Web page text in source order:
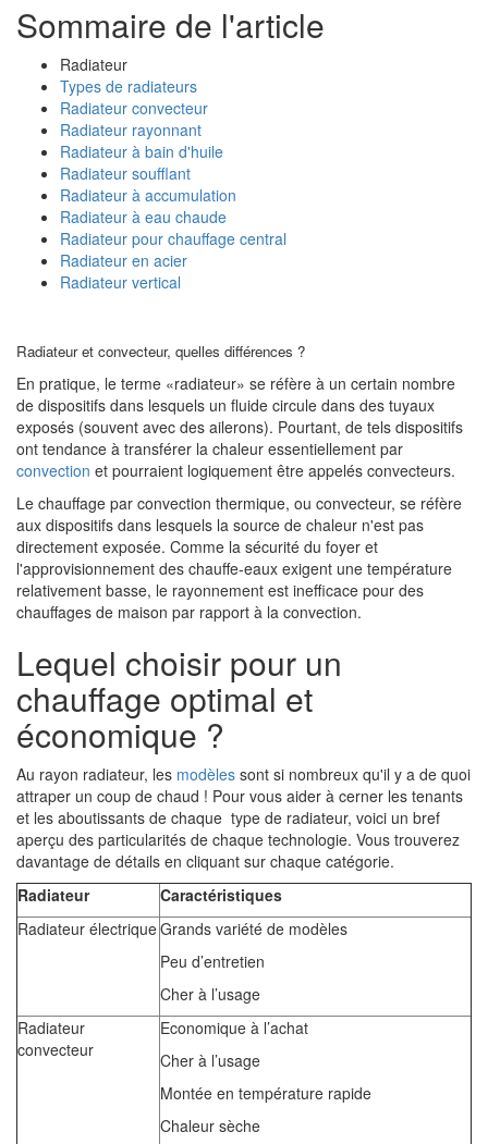
Sommaire de l'article
Radiateur
Types de radiateurs
Radiateur convecteur
Radiateur rayonnant
Radiateur à bain d'huile
Radiateur soufflant
Radiateur à accumulation
Radiateur à eau chaude
Radiateur pour chauffage central
Radiateur en acier
Radiateur vertical
Radiateur et convecteur, quelles différences ?
En pratique, le terme «radiateur» se réfère à un certain nombre
de dispositifs dans lesquels un fluide circule dans des tuyaux
exposés (souvent avec des ailerons). Pourtant, de tels dispositifs
ont tendance à transférer la chaleur essentiellement par
convection et pourraient logiquement être appelés convecteurs.
Le chauffage par convection thermique, ou convecteur, se réfère
aux dispositifs dans lesquels la source de chaleur n'est pas
directement exposée. Comme la sécurité du foyer et
l'approvisionnement des chauffe-eaux exigent une température
relativement basse, le rayonnement est inefficace pour des
chauffages de maison par rapport à la convection.
Lequel choisir pour un
chauffage optimal et
économique ?
Au rayon radiateur, les modèles sont si nombreux qu'il y a de quoi
attraper un coup de chaud ! Pour vous aider à cerner les tenants
et les aboutissants de chaque type de radiateur, voici un bref
aperçu des particularités de chaque technologie. Vous trouverez
davantage de détails en cliquant sur chaque catégorie.
Radiateur
Caractéristiques
Radiateur électriqueGrands variété de modèles
Peu d’entretien
Cher à l’usage
Radiateur
convecteur
Economique à l’achat
Cher à l’usage
Montée en température rapide
Chaleur sèche